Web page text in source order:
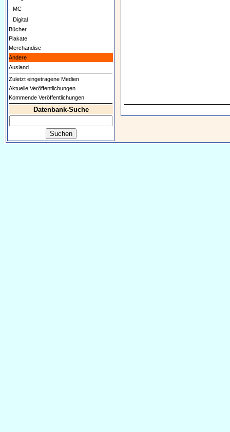
MC
Digital
Bücher
Plakate
Merchandise
Andere
Ausland
Zuletzt eingetragene Medien
Aktuelle Veröffentlichungen
Kommende Veröffentlichungen
Datenbank-Suche